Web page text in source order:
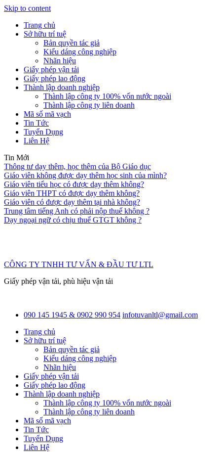
Skip to content
Trang chủ
Sở hữu trí tuệ
Bản quyền tác giả
Kiểu dáng công nghiệp
Nhãn hiệu
Giấy phép vận tải
Giấy phép lao động
Thành lập doanh nghiệp
Thành lập công ty 100% vốn nước ngoài
Thành lập công ty liên doanh
Mã số mã vạch
Tin Tức
Tuyển Dụng
Liên Hệ
Tin Mới
Thông tư dạy thêm, học thêm của Bộ Giáo dục
Giáo viên không được dạy thêm học sinh của mình?
Giáo viên tiểu học có được dạy thêm không?
Giáo viên THPT có được dạy thêm không?
Giáo viên có được dạy thêm tại nhà không?
Trung tâm tiếng Anh có phải nộp thuế không ?
Dạy ngoại ngữ có chịu thuế GTGT không ?
CÔNG TY TNHH TƯ VẤN & ĐẦU TƯ LTL
Giấy phép vận tải, phù hiệu vận tải
090 145 1945 & 0902 990 954 infotuvanltl@gmail.com
Trang chủ
Sở hữu trí tuệ
Bản quyền tác giả
Kiểu dáng công nghiệp
Nhãn hiệu
Giấy phép vận tải
Giấy phép lao động
Thành lập doanh nghiệp
Thành lập công ty 100% vốn nước ngoài
Thành lập công ty liên doanh
Mã số mã vạch
Tin Tức
Tuyển Dụng
Liên Hệ